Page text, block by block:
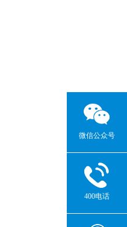
微信公众号
400电话